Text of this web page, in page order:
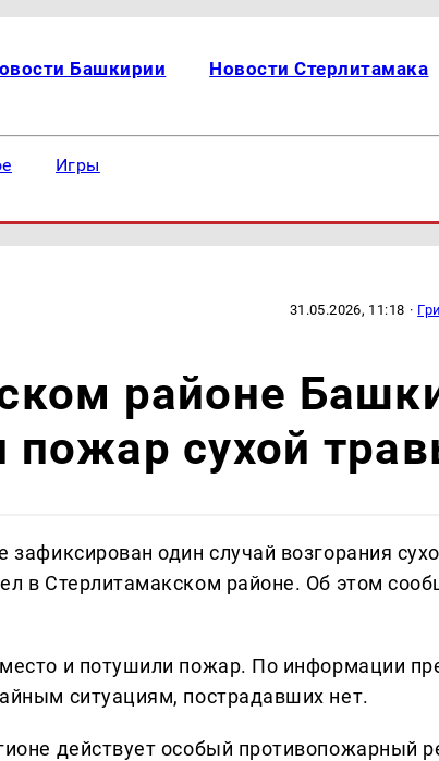
Башкирии Новости Стерлитамака
Игры
31.05.2026, 11:18 ·
районе
пожар сухой
один случай возгорания
в Стерлитамакском районе. Об этом
и потушили пожар. По информации
ситуациям, пострадавших нет.
действует особый противопожарный